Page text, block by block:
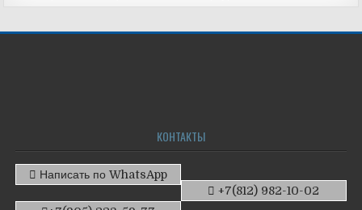
КОНТАКТЫ
Написать по WhatsApp
+7(812) 982-10-02